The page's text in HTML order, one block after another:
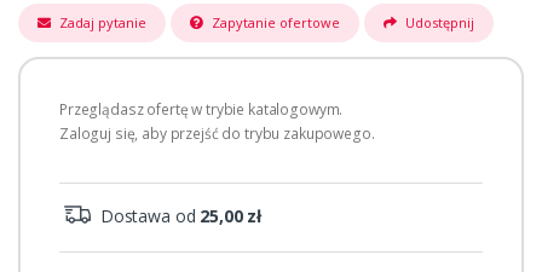
Zadaj pytanie Zapytanie ofertowe Udostępnij
Przeglądasz ofertę w trybie katalogowym.
Zaloguj się, aby przejść do trybu zakupowego.
Dostawa od 25,00 zł